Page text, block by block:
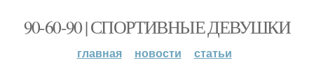
90-60-90 | СПОРТИВНЫЕ ДЕВУШКИ
главная новости статьи